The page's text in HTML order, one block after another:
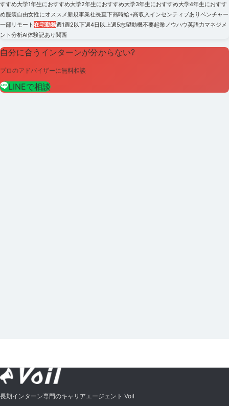
すすめ大学1年生におすすめ大学2年生におすすめ大学3年生におすすめ大学4年生におすす
め服装自由女性にオススメ新規事業社長直下高時給+高収入 インセンティブありベンチャー
一部リモート在宅勤務週1週2以下週4日以上週5志望動機不要起業ノウハウ英語力マネジメ
ント分析AI体験記あり関西
自分に合うインターンが分からない?
プロのアドバイザーに無料相談
LINEで相談
長期インターン専門のキャリアエージェント Voil